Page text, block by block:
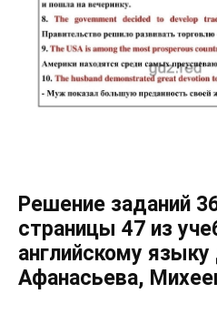
Решение заданий
страницы 47 из
английскому
Афанасьева,